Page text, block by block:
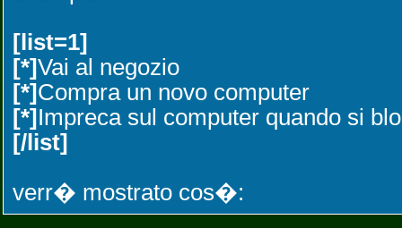
[list=1]
[*]Vai al negozio
[*]Compra un novo computer
[*]Impreca sul computer quando si
[/list]
verr� mostrato cos�: